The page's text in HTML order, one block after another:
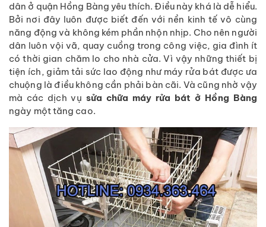
dân ở quận Hồng Bàng yêu thích. Điều này khá là dễ hiểu.
Bởi nơi đây luôn được biết đến với nền kinh tế vô cùng
năng động và không kém phần nhộn nhịp. Cho nên người
dân luôn vội vã, quay cuồng trong công việc, gia đình ít
có thời gian chăm lo cho nhà cửa. Vì vậy những thiết bị
tiện ích, giảm tải sức lao động như máy rửa bát được ưa
chuộng là điều không cần phải bàn cãi. Và cũng nhờ vậy
mà các dịch vụ sửa chữa máy rửa bát ở Hồng Bàng
ngày một tăng cao.